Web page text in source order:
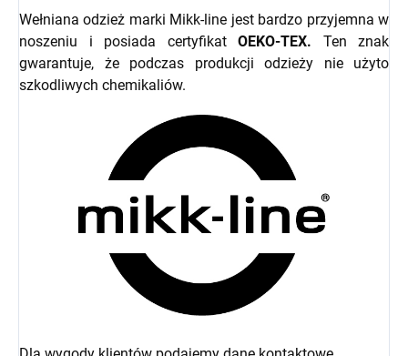
Wełniana odzież marki Mikk-line jest bardzo przyjemna w
noszeniu i posiada certyfikat OEKO-TEX. Ten znak
gwarantuje, że podczas produkcji odzieży nie użyto
szkodliwych chemikaliów.